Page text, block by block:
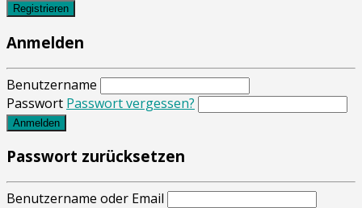
Registrieren
Anmelden
Benutzername
Passwort Passwort vergessen?
Anmelden
Passwort zurücksetzen
Benutzername oder Email